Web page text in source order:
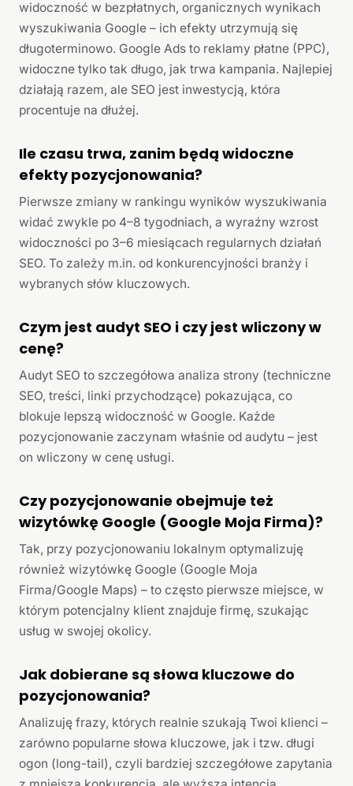
widoczność w bezpłatnych, organicznych wynikach
wyszukiwania Google – ich efekty utrzymują się
długoterminowo. Google Ads to reklamy płatne (PPC),
widoczne tylko tak długo, jak trwa kampania. Najlepiej
działają razem, ale SEO jest inwestycją, która
procentuje na dłużej.
Ile czasu trwa, zanim będą widoczne
efekty pozycjonowania?
Pierwsze zmiany w rankingu wyników wyszukiwania
widać zwykle po 4–8 tygodniach, a wyraźny wzrost
widoczności po 3–6 miesiącach regularnych działań
SEO. To zależy m.in. od konkurencyjności branży i
wybranych słów kluczowych.
Czym jest audyt SEO i czy jest wliczony w
cenę?
Audyt SEO to szczegółowa analiza strony (techniczne
SEO, treści, linki przychodzące) pokazująca, co
blokuje lepszą widoczność w Google. Każde
pozycjonowanie zaczynam właśnie od audytu – jest
on wliczony w cenę usługi.
Czy pozycjonowanie obejmuje też
wizytówkę Google (Google Moja Firma)?
Tak, przy pozycjonowaniu lokalnym optymalizuję
również wizytówkę Google (Google Moja
Firma/Google Maps) – to często pierwsze miejsce, w
którym potencjalny klient znajduje firmę, szukając
usług w swojej okolicy.
Jak dobierane są słowa kluczowe do
pozycjonowania?
Analizuję frazy, których realnie szukają Twoi klienci –
zarówno popularne słowa kluczowe, jak i tzw. długi
ogon (long-tail), czyli bardziej szczegółowe zapytania